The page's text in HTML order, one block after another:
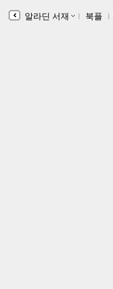
알라딘 서재 ｌ 북플 ｌ